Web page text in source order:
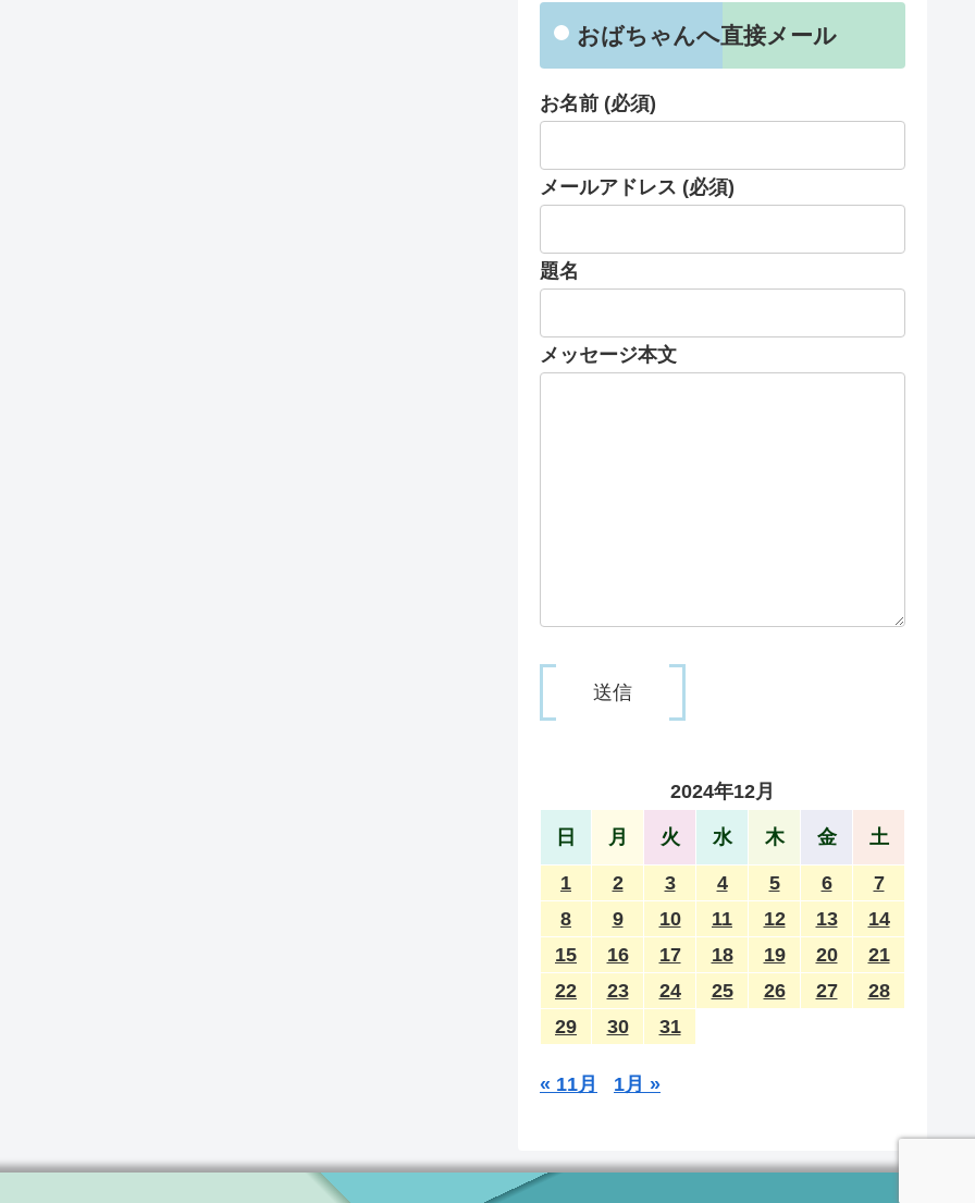
おばちゃんへ直接メール
お名前 (必須)
メールアドレス (必須)
題名
メッセージ本文
2024年12月
日 月 火 水 木 金 土
1 2 3 4 5 6
7
8
9 10 11 12 13
14
15
16 17 18 19 20
21
22
23 24 25 26 27
28
29
30 31
« 11月 1月 »